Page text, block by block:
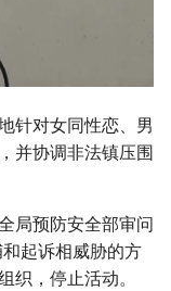
针对女同性恋、男
并协调非法镇压围
局预防安全部审问
起诉相威胁的方
织，停止活动。